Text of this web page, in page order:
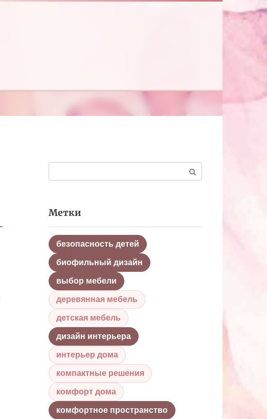
Метки
безопасность детей
биофильный дизайн
выбор мебели
деревянная мебель
детская мебель
дизайн интерьера
интерьер дома
компактные решения
комфорт дома
комфортное пространство